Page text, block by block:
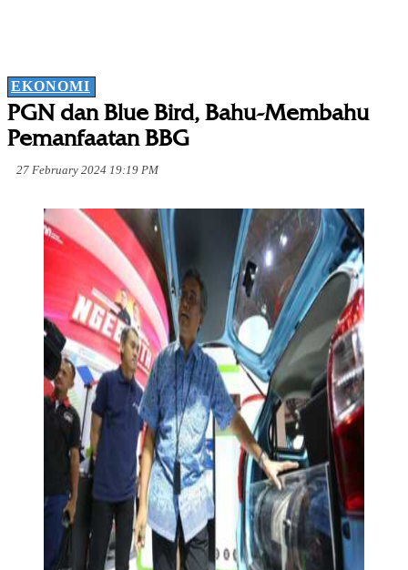
EKONOMI
PGN dan Blue Bird, Bahu-Membahu
Pemanfaatan BBG
27 February 2024 19:19 PM